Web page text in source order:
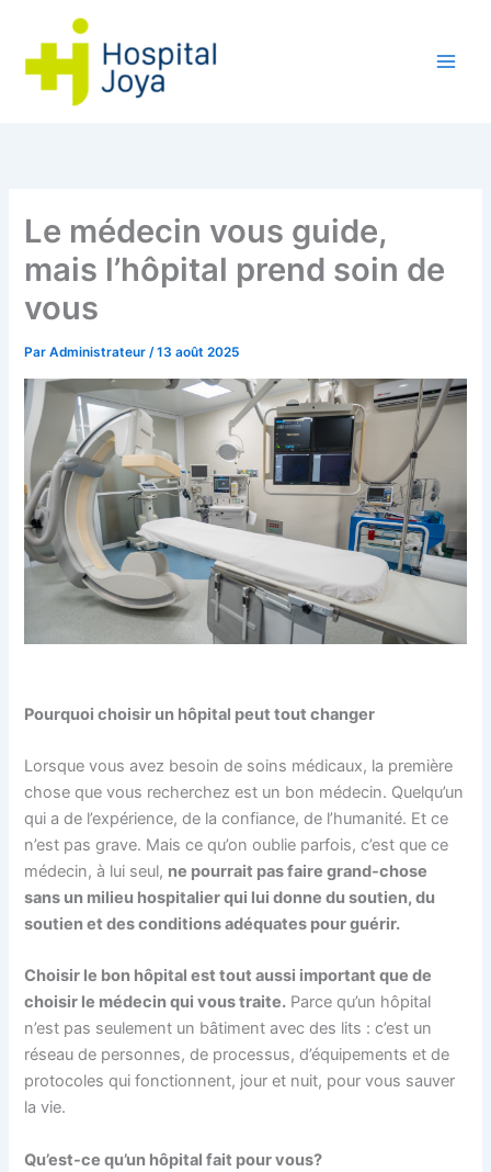
contenu
Le médecin vous guide,
mais l’hôpital prend soin de
vous
ParAdministrateur/13 août 2025
Pourquoi choisir un hôpital peut tout changer
Lorsque vous avez besoin de soins médicaux, la première
chose que vous recherchez est un bon médecin. Quelqu’un
qui a de l’expérience, de la confiance, de l’humanité. Et ce
n’est pas grave. Mais ce qu’on oublie parfois, c’est que ce
médecin, à lui seul, ne pourrait pas faire grand-chose
sans un milieu hospitalier qui lui donne du soutien, du
soutien et des conditions adéquates pour guérir.
Choisir le bon hôpital est tout aussi important que de
choisir le médecin qui vous traite. Parce qu’un hôpital
n’est pas seulement un bâtiment avec des lits : c’est un
réseau de personnes, de processus, d’équipements et de
protocoles qui fonctionnent, jour et nuit, pour vous sauver
la vie.
Qu’est-ce qu’un hôpital fait pour vous?